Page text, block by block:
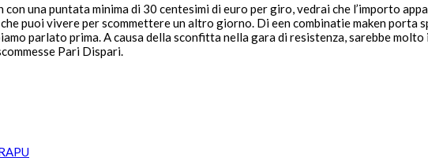
una puntata minima di 30 centesimi di euro per giro, vedrai che l’importo
puoi vivere per scommettere un altro giorno. Di een combinatie maken
parlato prima. A causa della sconfitta nella gara di resistenza, sarebbe
Pari Dispari.